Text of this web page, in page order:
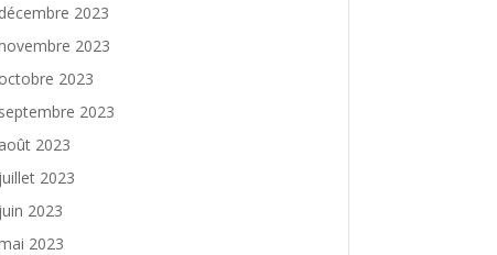
décembre 2023
2023
octobre 2023
septembre 2023
août 2023
juillet 2023
juin 2023
2023